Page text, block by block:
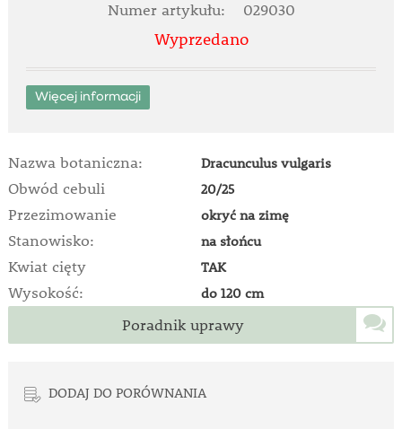
Numer artykułu: 029030
Wyprzedano
Więcej informacji
Nazwa botaniczna: Dracunculus vulgaris
Obwód cebuli 20/25
Przezimowanie okryć na zimę
Stanowisko: na słońcu
Kwiat cięty TAK
Wysokość: do 120 cm
Poradnik uprawy
DODAJ DO PORÓWNANIA